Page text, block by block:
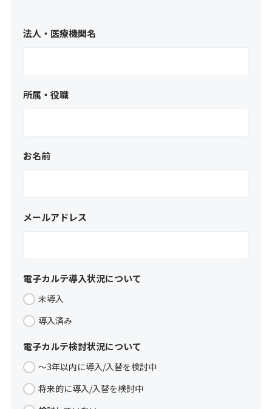
法人・医療機関名
所属・役職
お名前
メールアドレス
電子カルテ導入状況について
未導入
導入済み
電子カルテ検討状況について
～3年以内に導入/入替を検討中
将来的に導入/入替を検討中